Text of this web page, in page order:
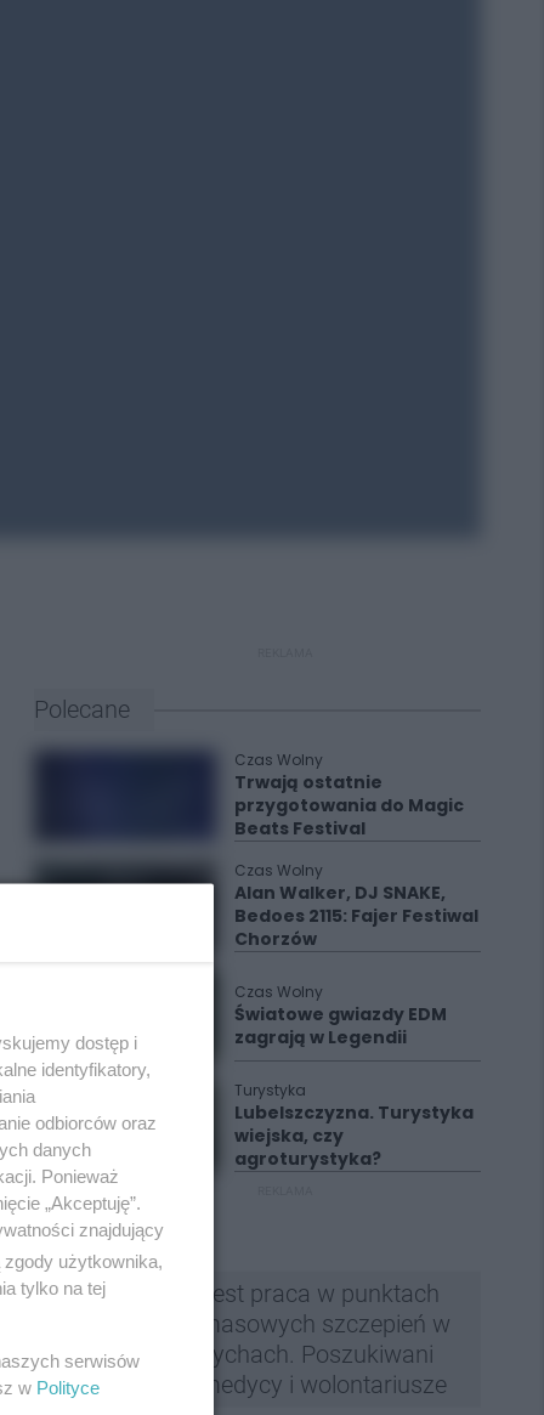
Polecane
Czas Wolny
Trwają ostatnie
przygotowania do Magic
Beats Festival
Czas Wolny
Alan Walker, DJ SNAKE,
Bedoes 2115: Fajer Festiwal
Chorzów
Czas Wolny
Światowe gwiazdy EDM
zagrają w Legendii
Turystyka
Lubelszczyzna. Turystyka
wiejska, czy
agroturystyka?
Jest praca w punktach
masowych szczepień w
Tychach. Poszukiwani
medycy i wolontariusze
dostęp i
identyfikatory,
odbiorców oraz
danych
Ponieważ
„Akceptuję”.
znajdujący
użytkownika,
tylko na tej
serwisów
w Polityce